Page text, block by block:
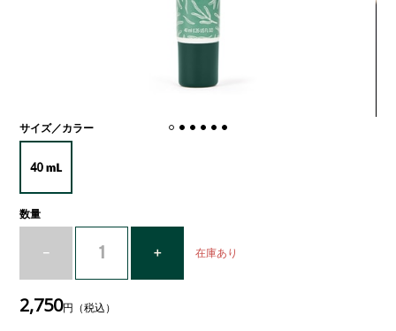
サイズ／カラー
数量
在庫あり
2,750円（税込）